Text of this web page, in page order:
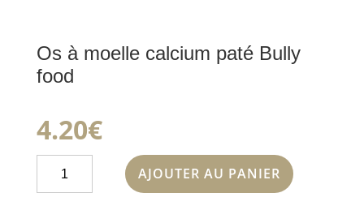
Os à moelle calcium paté Bully
food
4.20€
AJOUTER AU PANIER